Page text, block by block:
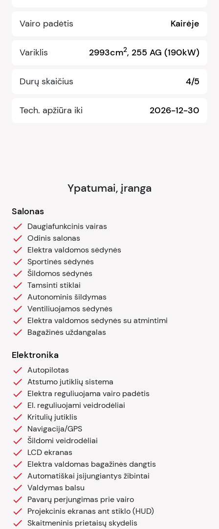
Vairo padėtis Kairėje
Variklis 2993cm2, 255 AG (190kW)
Durų skaičius 4/5
Tech. apžiūra iki 2026-12-30
Ypatumai, įranga
Salonas
Daugiafunkcinis vairas
Odinis salonas
Elektra valdomos sėdynės
Sportinės sėdynės
Šildomos sėdynės
Tamsinti stiklai
Autonominis šildymas
Ventiliuojamos sėdynės
Elektra valdomos sėdynės su atmintimi
Bagažinės uždangalas
Elektronika
Autopilotas
Atstumo jutiklių sistema
Elektra reguliuojama vairo padėtis
El. reguliuojami veidrodėliai
Kritulių jutiklis
Navigacija/GPS
Šildomi veidrodėliai
LCD ekranas
Elektra valdomas bagažinės dangtis
Automatiškai įsijungiantys žibintai
Valdymas balsu
Pavarų perjungimas prie vairo
Projekcinis ekranas ant stiklo (HUD)
Skaitmeninis prietaisų skydelis